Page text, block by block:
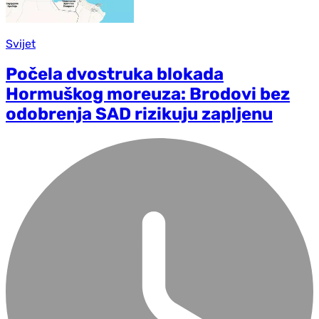
Svijet
Počela dvostruka blokada
Hormuškog moreuza: Brodovi bez
odobrenja SAD rizikuju zapljenu